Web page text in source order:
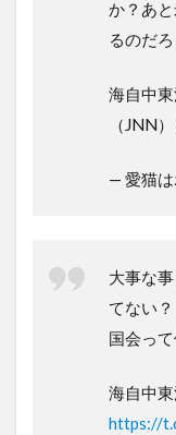
か？あ
るのだ
海自中
（JNN）
— 愛猫
大事な
てない？
国会って
海自中
https://